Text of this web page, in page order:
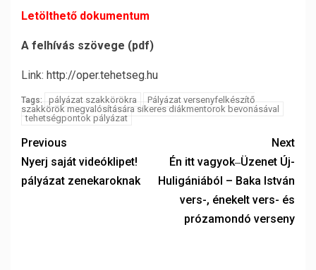
Letölthető dokumentum
A felhívás szövege (pdf)
Link: http://oper.tehetseg.hu
Tags: pályázat szakkörökra
Pályázat versenyfelkészítő
szakkörök megvalósítására sikeres diákmentorok bevonásával
tehetségpontok pályázat
Previous
Nyerj saját videóklipet!
pályázat zenekaroknak
Next
Én itt vagyok‒Üzenet Új-
Huligániából – Baka István
vers-, énekelt vers- és
prózamondó verseny